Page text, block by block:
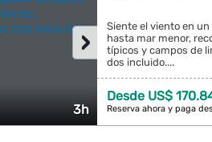
3h
›
Siente el viento en
hasta mar menor,
típicos y campos de
dos incluido....
Desde US$
Reserva ahora y paga